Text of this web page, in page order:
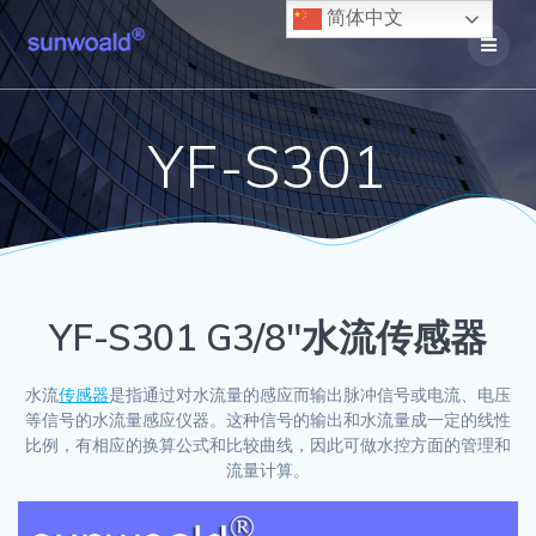
Skip
YF-S301
YF-S301 G3/8″水流传感器
水流传感器是指通过对水流量的感应而输出脉冲信号或电流、电压
等信号的水流量感应仪器。这种信号的输出和水流量成一定的线性
比例，有相应的换算公式和比较曲线，因此可做水控方面的管理和
流量计算。
简体中文